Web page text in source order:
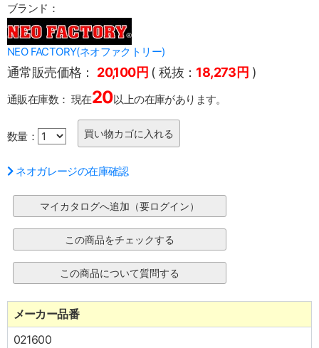
ブランド：
NEO FACTORY(ネオファクトリー)
通常販売価格： 20,100円 ( 税抜： 18,273円 )
通販在庫数： 現在20以上の在庫があります。
数量：
ネオガレージの在庫確認
メーカー品番
021600